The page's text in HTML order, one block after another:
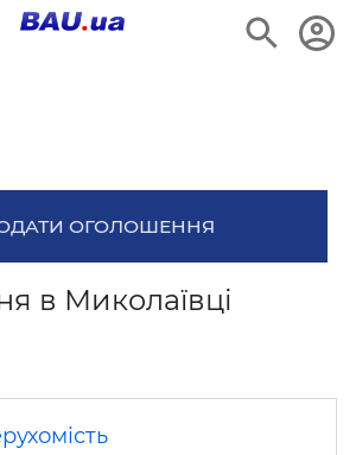
ОГОЛОШЕННЯ
в Миколаївці